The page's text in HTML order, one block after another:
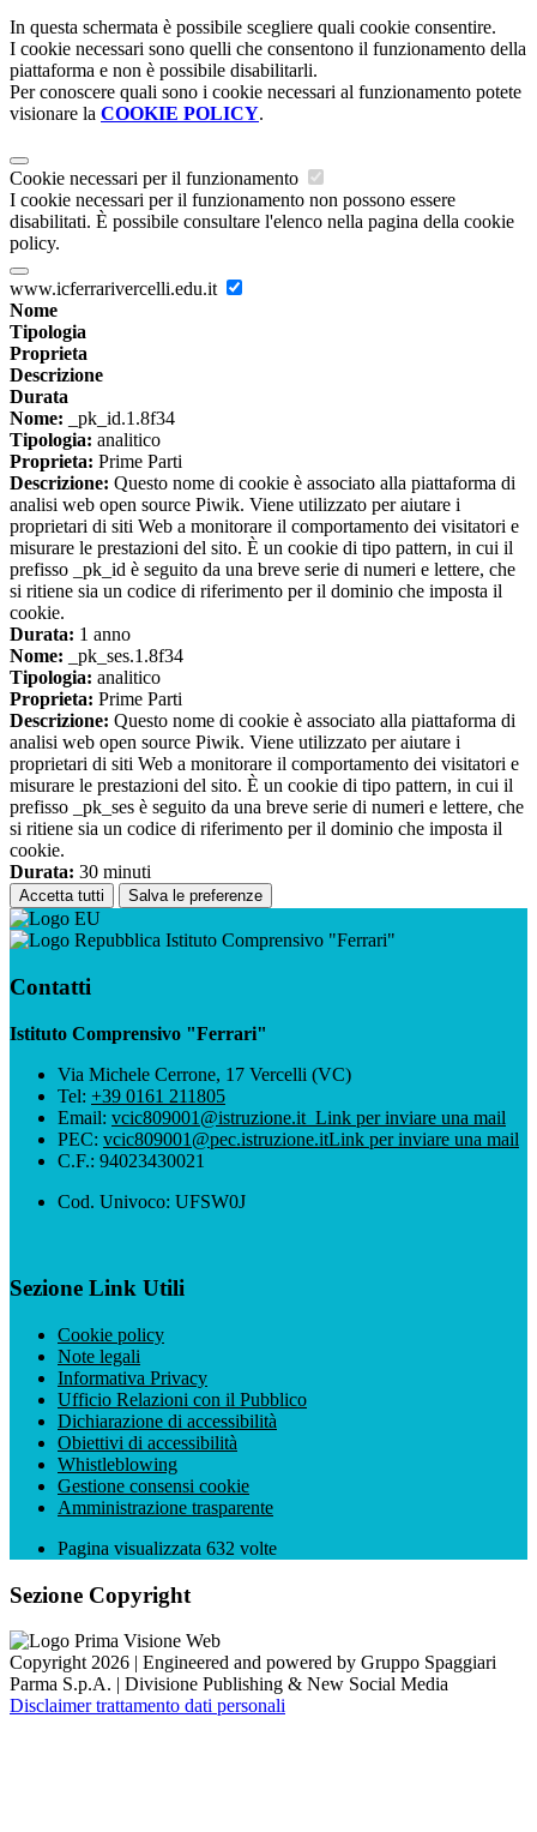
In questa schermata è possibile scegliere quali cookie consentire.
I cookie necessari sono quelli che consentono il funzionamento della
piattaforma e non è possibile disabilitarli.
Per conoscere quali sono i cookie necessari al funzionamento potete
visionare la COOKIE POLICY.
Cookie necessari per il funzionamento
I cookie necessari per il funzionamento non possono essere
disabilitati. È possibile consultare l'elenco nella pagina della cookie
policy.
www.icferrarivercelli.edu.it
Nome
Tipologia
Proprieta
Descrizione
Durata
Nome: _pk_id.1.8f34
Tipologia: analitico
Proprieta: Prime Parti
Descrizione: Questo nome di cookie è associato alla piattaforma di
analisi web open source Piwik. Viene utilizzato per aiutare i
proprietari di siti Web a monitorare il comportamento dei visitatori e
misurare le prestazioni del sito. È un cookie di tipo pattern, in cui il
prefisso _pk_id è seguito da una breve serie di numeri e lettere, che
si ritiene sia un codice di riferimento per il dominio che imposta il
cookie.
Durata: 1 anno
Nome: _pk_ses.1.8f34
Tipologia: analitico
Proprieta: Prime Parti
Descrizione: Questo nome di cookie è associato alla piattaforma di
analisi web open source Piwik. Viene utilizzato per aiutare i
proprietari di siti Web a monitorare il comportamento dei visitatori e
misurare le prestazioni del sito. È un cookie di tipo pattern, in cui il
prefisso _pk_ses è seguito da una breve serie di numeri e lettere, che
si ritiene sia un codice di riferimento per il dominio che imposta il
cookie.
Durata: 30 minuti
Accetta tutti Salva le preferenze
Istituto Comprensivo "Ferrari"
Contatti
Istituto Comprensivo "Ferrari"
Via Michele Cerrone, 17 Vercelli (VC)
Tel: +39 0161 211805
Email: vcic809001@istruzione.it Link per inviare una mail
PEC: vcic809001@pec.istruzione.itLink per inviare una mail
C.F.: 94023430021
Cod. Univoco: UFSW0J
Sezione Link Utili
Cookie policy
Note legali
Informativa Privacy
Ufficio Relazioni con il Pubblico
Dichiarazione di accessibilità
Obiettivi di accessibilità
Whistleblowing
Gestione consensi cookie
Amministrazione trasparente
Pagina visualizzata 632 volte
Sezione Copyright
Copyright 2026 | Engineered and powered by Gruppo Spaggiari
Parma S.p.A. | Divisione Publishing & New Social Media
Disclaimer trattamento dati personali